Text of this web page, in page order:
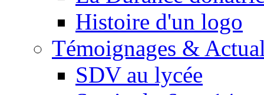
Histoire d'un logo
Témoignages &
SDV au lycée